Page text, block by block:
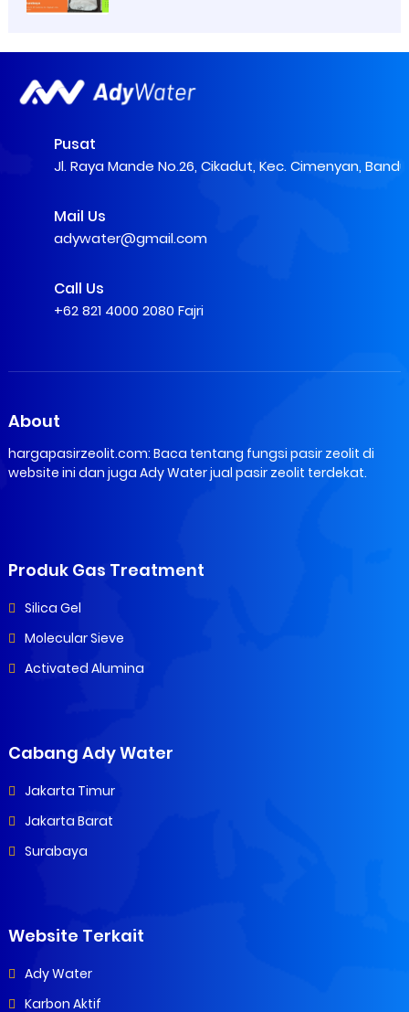
Pusat
Jl. Raya Mande No.26, Cikadut, Kec. Cimenyan,
Mail Us
adywater@gmail.com
Call Us
+62 821 4000 2080 Fajri
About
hargapasirzeolit.com: Baca tentang fungsi pasir zeolit di
website ini dan juga Ady Water jual pasir zeolit terdekat.
Produk Gas Treatment
Silica Gel
Molecular Sieve
Activated Alumina
Cabang Ady Water
Jakarta Timur
Jakarta Barat
Surabaya
Website Terkait
Ady Water
Karbon Aktif